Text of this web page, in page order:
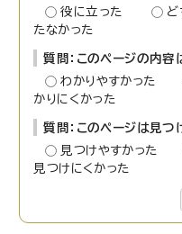
役に立った
たなかった
質問：このページの内
わかりやすかった
かりにくかった
質問：このページは見つ
見つけやすかった
見つけにくかった